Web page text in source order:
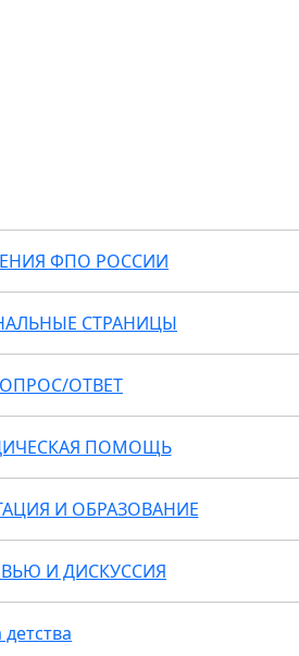
ФПО РОССИИ
СТРАНИЦЫ
ОТВЕТ
ПОМОЩЬ
И ОБРАЗОВАНИЕ
И ДИСКУССИЯ